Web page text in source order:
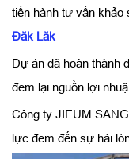
tiến hành tư vấn khảo
Đăk Lăk
Dự án đã hoàn thành
đem lại nguồn lợi
Công ty JIEUM
lực đem đến sự hài